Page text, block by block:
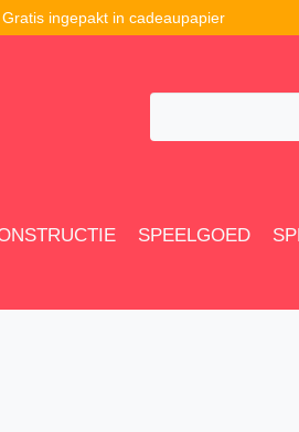
ingepakt in cadeaupapier
SPEELGOED